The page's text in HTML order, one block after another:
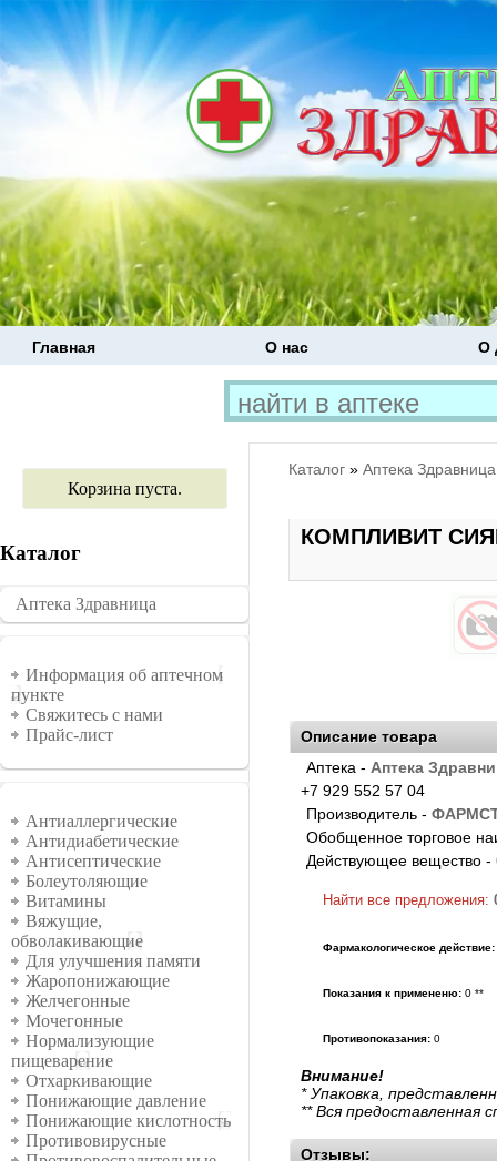
Главная О нас О
Корзина пуста.
Каталог
�������
Аптека Здравница
Информация
Информация об аптечном
пункте
Свяжитесь с нами
Прайс-лист
Группы
Антиаллергические
Антидиабетические
Антисептические
Болеутоляющие
Витамины
Вяжущие,
обволакивающие
Для улучшения памяти
Жаропонижающие
Желчегонные
Мочегонные
Нормализующие
пищеварение
Отхаркивающие
Понижающие давление
Понижающие кислотность
Противовирусные
Каталог » Аптека Здравница
КОМПЛИВИТ
Описание товара
Аптека - Аптека
+7 929 552 57 04
Производитель -
Обобщенное торговое
Действующее вещество -
Найти все предложения:
Фармакологическое действие:
Показания к примененю: 0 **
Противопоказания: 0
Внимание!
* Упаковка,
** Вся предоставленная
Отзывы: